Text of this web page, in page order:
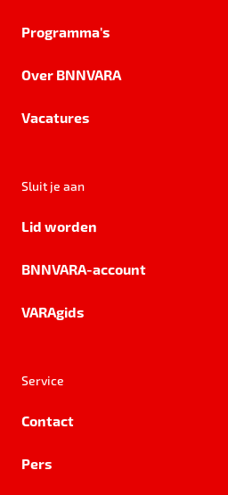
Programma's
Over BNNVARA
Vacatures
Sluit je aan
Lid worden
BNNVARA-account
VARAgids
Service
Contact
Pers